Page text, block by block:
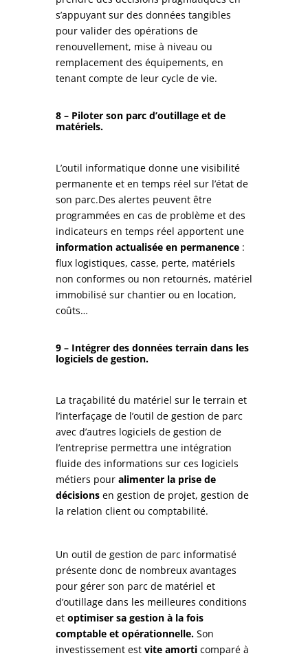
s’appuyant sur des données tangibles
pour valider des opérations de
renouvellement, mise à niveau ou
remplacement des équipements, en
tenant compte de leur cycle de vie.
8 – Piloter son parc d’outillage et de
matériels.
L’outil informatique donne une visibilité
permanente et en temps réel sur l’état de
son parc.Des alertes peuvent être
programmées en cas de problème et des
indicateurs en temps réel apportent une
information actualisée en permanence:
flux logistiques, casse, perte, matériels
non conformes ou non retournés, matériel
immobilisé sur chantier ou en location,
coûts…
9 – Intégrer des données terrain dans les
logiciels de gestion.
La traçabilité du matériel sur le terrain et
l’interfaçage de l’outil de gestion de parc
avec d’autres logiciels de gestion de
l’entreprise permettra une intégration
fluide des informations sur ces logiciels
métiers pour alimenter la prise de
décisionsen gestion de projet, gestion de
la relation client ou comptabilité.
Un outil de gestion de parc informatisé
présente donc de nombreux avantages
pour gérer son parc de matériel et
d’outillage dans les meilleures conditions
et optimiser sa gestion à la fois
comptable et opérationnelle. Son
investissement est vite amorticomparé à